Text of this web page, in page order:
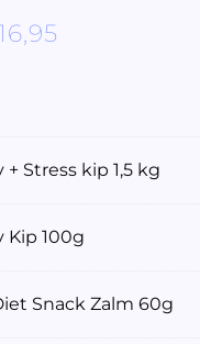
prijs was: €28,85.
+ Stress kip 1,5 kg
Kip 100g
Snack Zalm 60g